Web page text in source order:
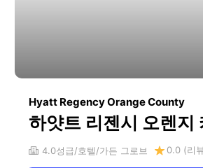
Hyatt Regency Orange County
하얏트 리젠시 오렌지
4.0성급 호텔 가든 그로브 0.0 (리